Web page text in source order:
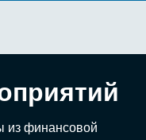
из финансовой